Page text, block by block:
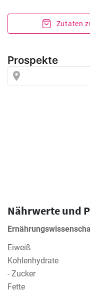
Zutaten
Nährwerte und
Eiweiß
Kohlenhydrate
- Zucker
Fette